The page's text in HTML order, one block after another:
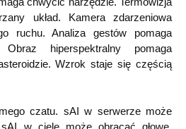
układ. Kamera zdarzeniowa
ruchu. Analiza gestów pomaga
Obraz hiperspektralny pomaga
Wzrok staje się częścią
czatu. sAI w serwerze może
w ciele może obracać głowę,